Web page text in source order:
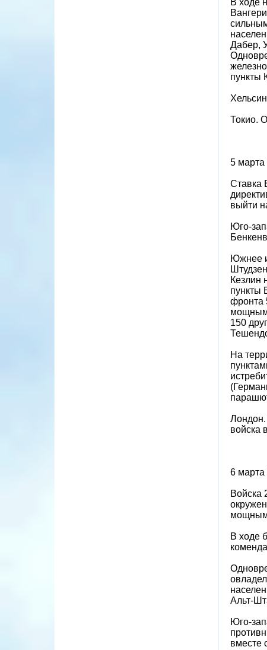
В ходе
Дабер,
пункты
Токио.
5 марта
Ставка
выйти
Юго-
Южнее
Кезлин
пункты
фронта
150
На
Лондон.
войска
6 марта
Войска
мощным
В ходе
Альт-
Юго-
вместе